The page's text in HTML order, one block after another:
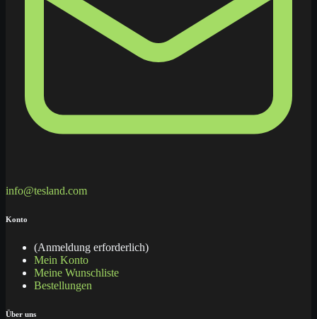
info@tesland.com
Konto
(Anmeldung erforderlich)
Mein Konto
Meine Wunschliste
Bestellungen
Über uns